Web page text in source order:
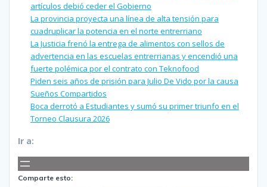
artículos debió ceder el Gobierno
La provincia proyecta una línea de alta tensión para
cuadruplicar la potencia en el norte entrerriano
La Justicia frenó la entrega de alimentos con sellos de
advertencia en las escuelas entrerrianas y encendió una
fuerte polémica por el contrato con Teknofood
Piden seis años de prisión para Julio De Vido por la causa
Sueños Compartidos
Boca derrotó a Estudiantes y sumó su primer triunfo en el
Torneo Clausura 2026
Ir a:
Comparte esto: